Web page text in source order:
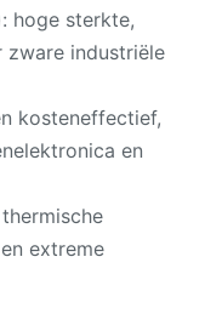
hoge sterkte,
zware industriële
kosteneffectief,
en
extreme